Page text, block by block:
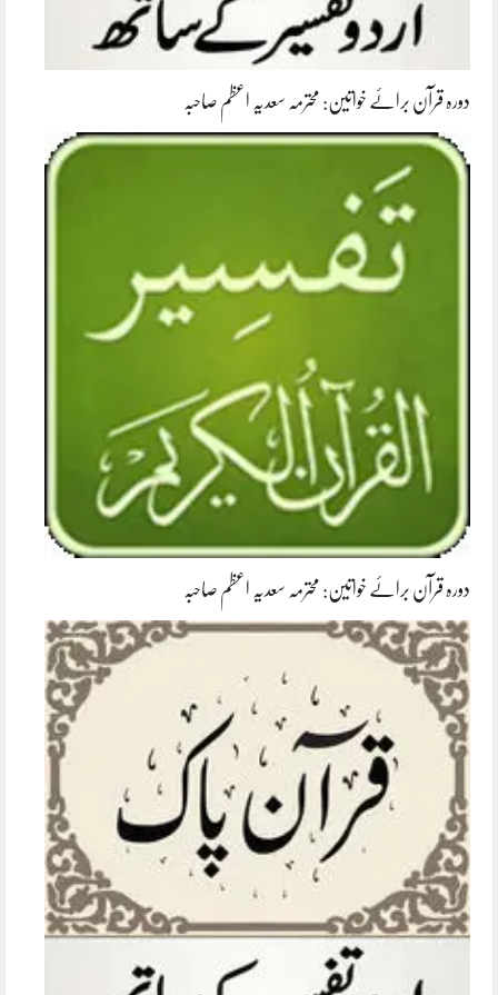
دورہ قرآن برائے خواتین: محترمہ سعدیہ اعظم صاحبہ
دورہ قرآن برائے خواتین: محترمہ سعدیہ اعظم صاحبہ